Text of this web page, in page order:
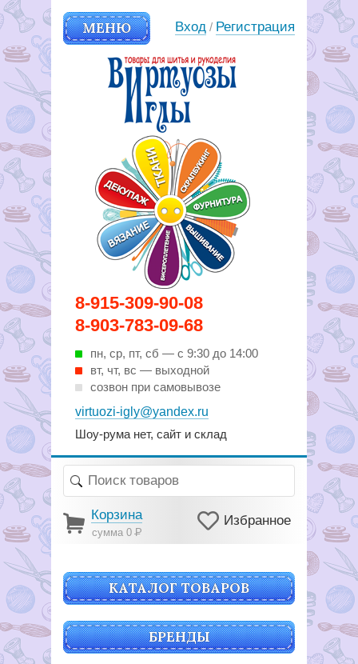
8-915-309-90-08
8-903-783-09-68
пн, ср, пт, cб — с 9:30 до 14:00
вт, чт, вс — выходной
созвон при самовывозе
virtuozi-igly@yandex.ru
Шоу-рума нет, сайт и склад
МЕНЮ
Вирутозы иглы. Товары для
шитья и рукоделья
Вход / Регистрация
Корзина
сумма 0Р
Избранное
КАТАЛОГ ТОВАРОВ
БРЕНДЫ